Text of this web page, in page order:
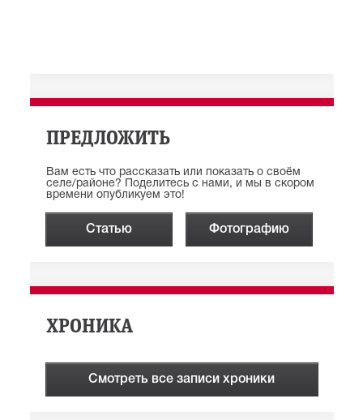
ПРЕДЛОЖИТЬ
Вам есть что рассказать или показать о своём
селе/районе? Поделитесь с нами, и мы в скором
времени опубликуем это!
Статью Фотографию
ХРОНИКА
Смотреть все записи хроники